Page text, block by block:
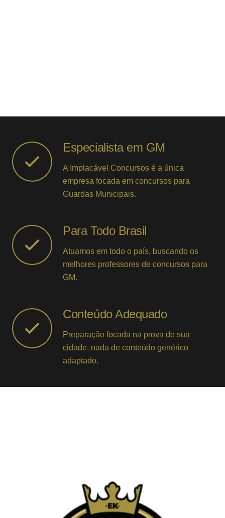
Especialista em GM
A Implacável Concursos é a única
empresa focada em concursos para
Guardas Municipais.
Para Todo Brasil
Atuamos em todo o país, buscando os
melhores professores de concursos para
GM.
Conteúdo Adequado
Preparação focada na prova de sua
cidade, nada de conteúdo genérico
adaptado.